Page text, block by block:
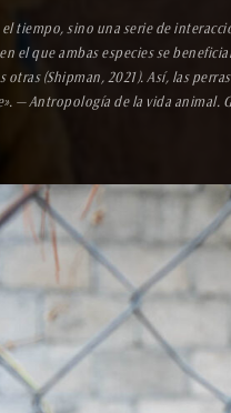
tiempo, sino una serie de
el que ambas especies se
otras (Shipman, 2021). Así, las
— Antropología de la vida animal.